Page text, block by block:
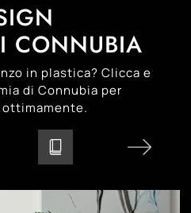
CONNUBIA
in plastica? Clicca e
di Connubia per